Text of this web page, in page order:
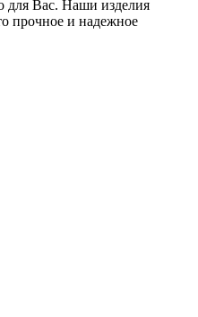
для Вас. Наши изделия
прочное и надежное